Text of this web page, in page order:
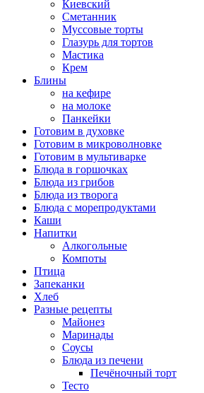
Киевский
Сметанник
Муссовые торты
Глазурь для тортов
Мастика
Крем
Блины
на кефире
на молоке
Панкейки
Готовим в духовке
Готовим в микроволновке
Готовим в мультиварке
Блюда в горшочках
Блюда из грибов
Блюда из творога
Блюда с морепродуктами
Каши
Напитки
Алкогольные
Компоты
Птица
Запеканки
Хлеб
Разные рецепты
Майонез
Маринады
Соусы
Блюда из печени
Печёночный торт
Тесто